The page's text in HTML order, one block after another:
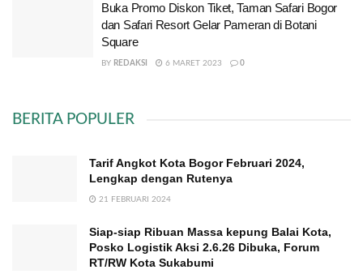
Buka Promo Diskon Tiket, Taman Safari Bogor
dan Safari Resort Gelar Pameran di Botani
Square
BY REDAKSI 6 MARET 2023 0
BERITA POPULER
Tarif Angkot Kota Bogor Februari 2024,
Lengkap dengan Rutenya
21 FEBRUARI 2024
Siap-siap Ribuan Massa kepung Balai Kota,
Posko Logistik Aksi 2.6.26 Dibuka, Forum
RT/RW Kota Sukabumi